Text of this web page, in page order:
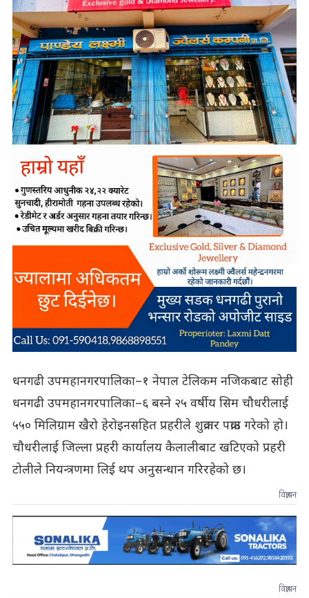
धनगढी उपमहानगरपालिका–१ नेपाल टेलिकम नजिकबाट सोही
धनगढी उपमहानगरपालिका–६ बस्ने २५ वर्षीय सिम चौधरीलाई
५५० मिलिग्राम खैरो हेरोइनसहित प्रहरीले शुक्रवार पक्राउ गरेको हो।
चौधरीलाई जिल्ला प्रहरी कार्यालय कैलालीबाट खटिएको प्रहरी
टोलीले नियन्त्रणमा लिई थप अनुसन्धान गरिरहेको छ।
विज्ञापन
विज्ञापन